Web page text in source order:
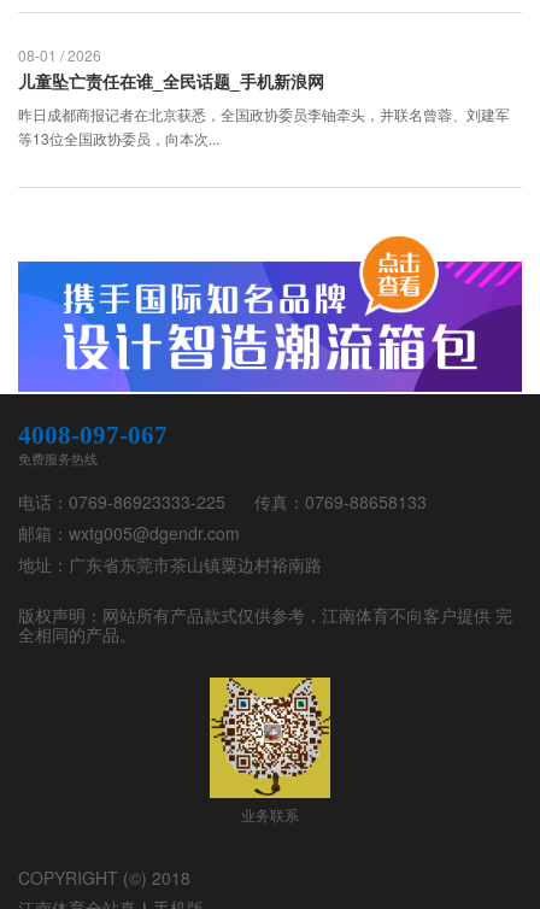
儿童坠亡责任在谁_全民话题_手机新浪网
昨日成都商报记者在北京获悉，全国政协委员李铀牵头，并联名曾蓉、刘建军
等13位全国政协委员，向本次...
08-01 / 2026
电话： 0769-86923333-225 传真： 0769-88658133
邮箱： wxtg005@dgendr.com
地址： 广东省东莞市茶山镇粟边村裕南路
版权声明：网站所有产品款式仅供参考， 江南体育不向客户提供 完
全相同的产品。
4008-097-067
免费服务热线
业务联系
COPYRIGHT (©) 2018